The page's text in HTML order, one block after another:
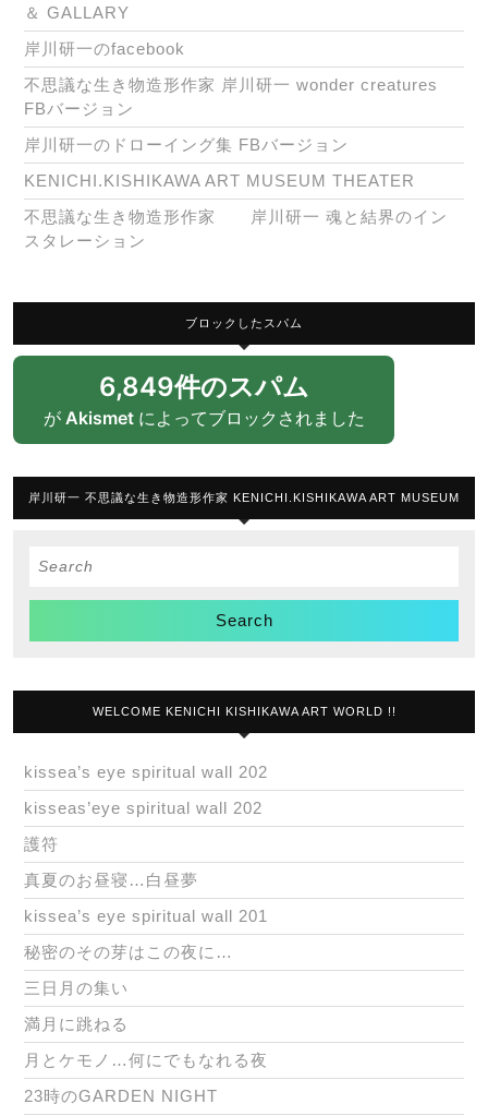
＆ GALLARY
岸川研一のfacebook
不思議な生き物造形作家 岸川研一 wonder creatures
FBバージョン
岸川研一のドローイング集 FBバージョン
KENICHI.KISHIKAWA ART MUSEUM THEATER
不思議な生き物造形作家 岸川研一 魂と結界のイン
スタレーション
ブロックしたスパム
6,849件のスパム
が Akismetによってブロックされました
岸川研一 不思議な生き物造形作家 KENICHI.KISHIKAWA ART MUSEUM
Search
WELCOME KENICHI KISHIKAWA ART WORLD !!
kissea’s eye spiritual wall 202
kisseas’eye spiritual wall 202
護符
真夏のお昼寝…白昼夢
kissea’s eye spiritual wall 201
秘密のその芽はこの夜に…
三日月の集い
満月に跳ねる
月とケモノ…何にでもなれる夜
23時のGARDEN NIGHT